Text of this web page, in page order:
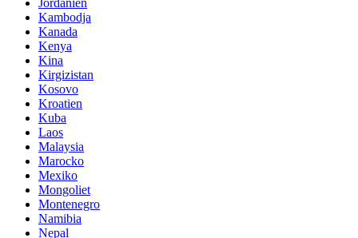
Kambodja
Kanada
Kenya
Kina
Kirgizistan
Kosovo
Kroatien
Kuba
Laos
Malaysia
Marocko
Mexiko
Mongoliet
Montenegro
Namibia
Nepal